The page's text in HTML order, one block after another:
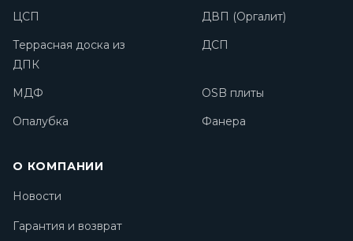
ЦСП
ДВП (Оргалит)
Террасная доска из
ДПК
ДСП
МДФ
OSB плиты
Опалубка
Фанера
О КОМПАНИИ
Новости
Гарантия и возврат